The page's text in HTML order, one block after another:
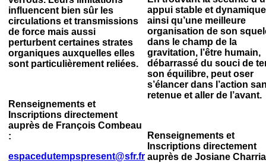
influencent bien sûr les
circulations et transmissions
de force mais aussi
perturbent certaines strates
organiques auxquelles elles
sont particulièrement reliées.
Renseignements et
Inscriptions directement
auprès de François Combeau
:
espacedutempspresent@sfr.fr
appui stable et dynamique
ainsi qu’une meilleure
organisation de son
dans le champ de la
gravitation, l’être humain,
débarrassé du souci de
son équilibre, peut oser
s’élancer dans l’action
retenue et aller de l’avant.
Renseignements et
Inscriptions directement
auprès de Josiane